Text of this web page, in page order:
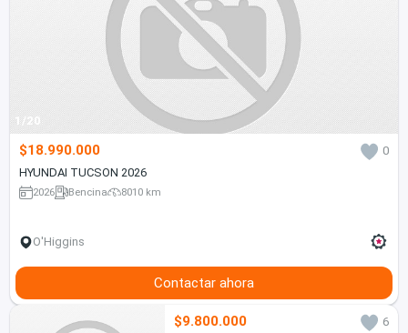
1/20
$18.990.000
0
HYUNDAI TUCSON 2026
2026 Bencina 8010 km
O'Higgins
Contactar ahora
$9.800.000
6